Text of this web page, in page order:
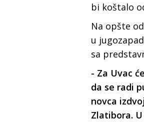
bi koštalo
Na opšte
u
sa
- Za Uvac
da se radi
novca
Zlatibora.